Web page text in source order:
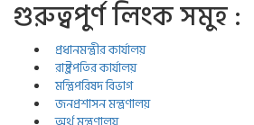
গুরুত্বপুর্ণ লিংক সমুহ :
প্রধানমন্ত্রীর কার্যালয়
রাষ্ট্রপতির কার্যালয়
মন্ত্রিপরিষদ বিভাগ
জনপ্রশাসন মন্ত্রণালয়